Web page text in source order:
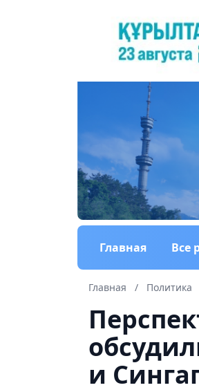
Главная Все
Главная / Политика
и